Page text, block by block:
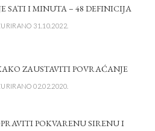
SATI I MINUTA – 48 DEFINICIJA
31.10.2022.
ZAUSTAVITI POVRAĆANJE
02.02.2020.
POKVARENU SIRENU I